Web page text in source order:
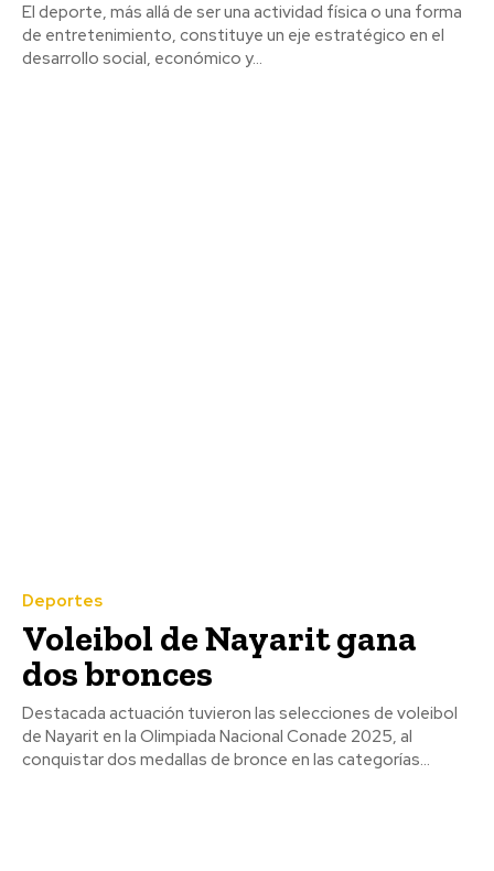
El deporte, más allá de ser una actividad física o una forma
de entretenimiento, constituye un eje estratégico en el
desarrollo social, económico y...
Deportes
Voleibol de Nayarit gana
dos bronces
Destacada actuación tuvieron las selecciones de voleibol
de Nayarit en la Olimpiada Nacional Conade 2025, al
conquistar dos medallas de bronce en las categorías...